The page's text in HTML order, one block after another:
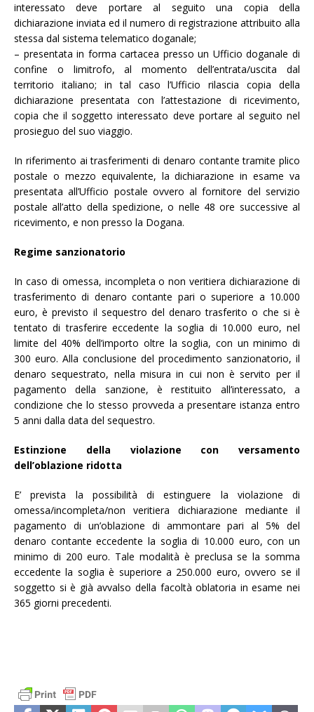
interessato deve portare al seguito una copia della
dichiarazione inviata ed il numero di registrazione attribuito alla
stessa dal sistema telematico doganale;
– presentata in forma cartacea presso un Ufficio doganale di
confine o limitrofo, al momento dell’entrata/uscita dal
territorio italiano; in tal caso l’Ufficio rilascia copia della
dichiarazione presentata con l’attestazione di ricevimento,
copia che il soggetto interessato deve portare al seguito nel
prosieguo del suo viaggio.
In riferimento ai trasferimenti di denaro contante tramite plico
postale o mezzo equivalente, la dichiarazione in esame va
presentata all’Ufficio postale ovvero al fornitore del servizio
postale all’atto della spedizione, o nelle 48 ore successive al
ricevimento, e non presso la Dogana.
Regime sanzionatorio
In caso di omessa, incompleta o non veritiera dichiarazione di
trasferimento di denaro contante pari o superiore a 10.000
euro, è previsto il sequestro del denaro trasferito o che si è
tentato di trasferire eccedente la soglia di 10.000 euro, nel
limite del 40% dell’importo oltre la soglia, con un minimo di
300 euro. Alla conclusione del procedimento sanzionatorio, il
denaro sequestrato, nella misura in cui non è servito per il
pagamento della sanzione, è restituito all’interessato, a
condizione che lo stesso provveda a presentare istanza entro
5 anni dalla data del sequestro.
Estinzione della violazione con versamento
dell’oblazione ridotta
E’ prevista la possibilità di estinguere la violazione di
omessa/incompleta/non veritiera dichiarazione mediante il
pagamento di un’oblazione di ammontare pari al 5% del
denaro contante eccedente la soglia di 10.000 euro, con un
minimo di 200 euro. Tale modalità è preclusa se la somma
eccedente la soglia è superiore a 250.000 euro, ovvero se il
soggetto si è già avvalso della facoltà oblatoria in esame nei
365 giorni precedenti.